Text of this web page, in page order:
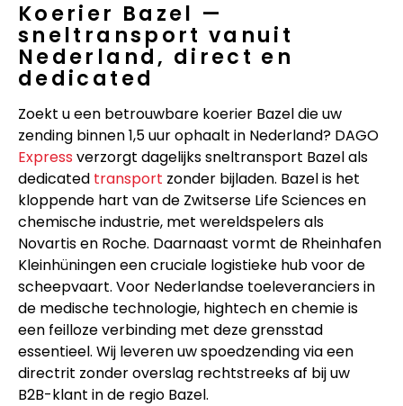
Koerier Bazel —
sneltransport vanuit
Nederland, direct en
dedicated
Zoekt u een betrouwbare koerier Bazel die uw
zending binnen 1,5 uur ophaalt in Nederland? DAGO
Express verzorgt dagelijks sneltransport Bazel als
dedicated transport zonder bijladen. Bazel is het
kloppende hart van de Zwitserse Life Sciences en
chemische industrie, met wereldspelers als
Novartis en Roche. Daarnaast vormt de Rheinhafen
Kleinhüningen een cruciale logistieke hub voor de
scheepvaart. Voor Nederlandse toeleveranciers in
de medische technologie, hightech en chemie is
een feilloze verbinding met deze grensstad
essentieel. Wij leveren uw spoedzending via een
directrit zonder overslag rechtstreeks af bij uw
B2B-klant in de regio Bazel.